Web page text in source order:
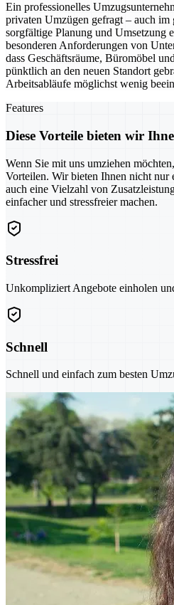
Ein professionelles
privaten Umzügen gefragt – auch
sorgfältige Planung und Umsetzung
besonderen Anforderungen von
dass Geschäftsräume, Büromöbel
pünktlich an den neuen Standort
Arbeitsabläufe möglichst wenig
Features
Diese Vorteile bieten wir
Wenn Sie mit uns umziehen
Vorteilen. Wir bieten Ihnen nicht nur
auch eine Vielzahl von
einfacher und stressfreier machen.
Stressfrei
Unkompliziert Angebote einholen
Schnell
Schnell und einfach zum besten